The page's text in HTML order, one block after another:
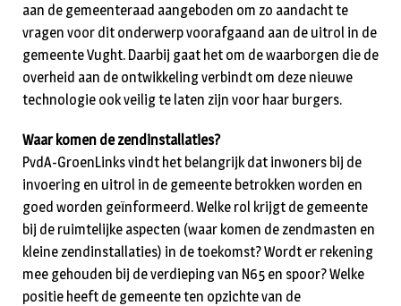
aan de gemeenteraad aangeboden om zo aandacht te
vragen voor dit onderwerp voorafgaand aan de uitrol in de
gemeente Vught. Daarbij gaat het om de waarborgen die de
overheid aan de ontwikkeling verbindt om deze nieuwe
technologie ook veilig te laten zijn voor haar burgers.
Waar komen de zendinstallaties?
PvdA-GroenLinks vindt het belangrijk dat inwoners bij de
invoering en uitrol in de gemeente betrokken worden en
goed worden geïnformeerd. Welke rol krijgt de gemeente
bij de ruimtelijke aspecten (waar komen de zendmasten en
kleine zendinstallaties) in de toekomst? Wordt er rekening
mee gehouden bij de verdieping van N65 en spoor? Welke
positie heeft de gemeente ten opzichte van de